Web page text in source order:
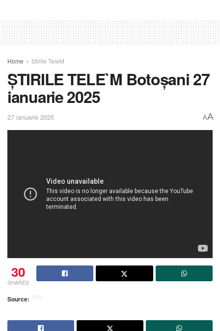
Home Stirile TeleM
ȘTIRILE TELE`M Botoșani 27
ianuarie 2025
27 ianuarie 2025 AA
30
SHARES
Source: